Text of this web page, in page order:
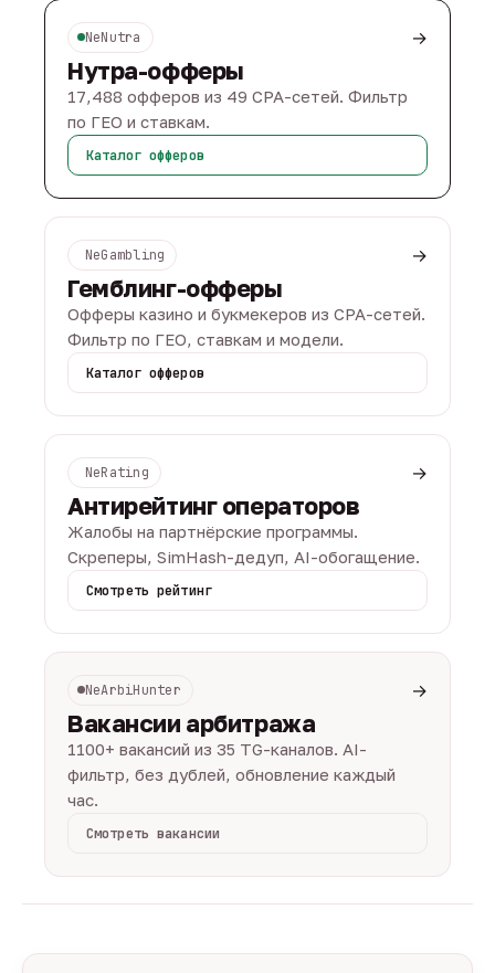
NeNutra →
Нутра-офферы
17,488 офферов из 49 CPA-сетей. Фильтр
по ГЕО и ставкам.
Каталог офферов
NeGambling →
Гемблинг-офферы
Офферы казино и букмекеров из CPA-сетей.
Фильтр по ГЕО, ставкам и модели.
Каталог офферов
NeRating →
Антирейтинг операторов
Жалобы на партнёрские программы.
Скреперы, SimHash-дедуп, AI-обогащение.
Смотреть рейтинг
NeArbiHunter →
Вакансии арбитража
1100+ вакансий из 35 TG-каналов. AI-
фильтр, без дублей, обновление каждый
час.
Смотреть вакансии